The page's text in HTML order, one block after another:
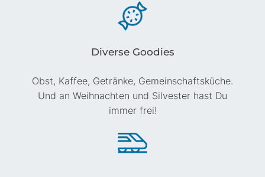
Diverse Goodies
Obst, Kaffee, Getränke, Gemeinschafts­küche.
Und an Weihnachten und Silvester hast Du
immer frei!